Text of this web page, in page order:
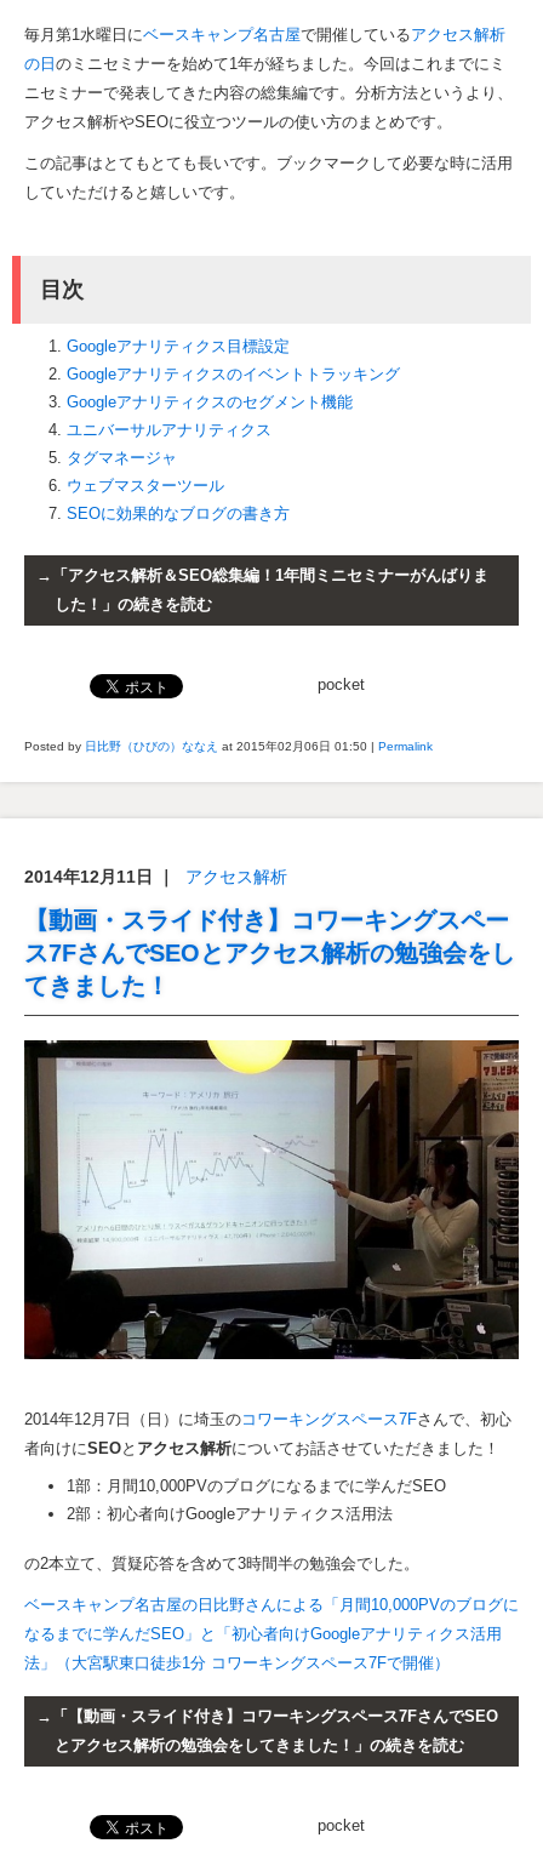
毎月第1水曜日にベースキャンプ名古屋で開催しているアクセス解析
の日 のミニセミナーを始めて1年が経ちました。今回はこれまでにミ
ニセミナーで発表してきた内容の総集編です。分析方法というより、
アクセス解析やSEOに役立つツールの使い方のまとめです。
この記事はとてもとても長いです。ブックマークして必要な時に活用
していただけると嬉しいです。
目次
Googleアナリティクス目標設定
Googleアナリティクスのイベントトラッキング
Googleアナリティクスのセグメント機能
ユニバーサルアナリティクス
タグマネージャ
ウェブマスターツール
SEOに効果的なブログの書き方
「アクセス解析＆SEO総集編！1年間ミニセミナーがんばりま
した！」の続きを読む
pocket
Posted by 日比野（ひびの）ななえ at 2015年02月06日 01:50 | Permalink
2014年12月11日 アクセス解析
【動画・スライド付き】コワーキングスペー
ス7FさんでSEOとアクセス解析の勉強会をし
てきました！
2014年12月7日（日）に埼玉のコワーキングスペース7Fさんで、初心
者向けにSEOと アクセス解析についてお話させていただきました！
1部：月間10,000PVのブログになるまでに学んだSEO
2部：初心者向けGoogleアナリティクス活用法
の2本立て、質疑応答を含めて3時間半の勉強会でした。
ベースキャンプ名古屋の日比野さんによる「月間10,000PVのブログに
なるまでに学んだSEO」と「初心者向けGoogleアナリティクス活用
法」（大宮駅東口徒歩1分 コワーキングスペース7Fで開催）
「【動画・スライド付き】コワーキングスペース7FさんでSEO
とアクセス解析の勉強会をしてきました！」の続きを読む
pocket